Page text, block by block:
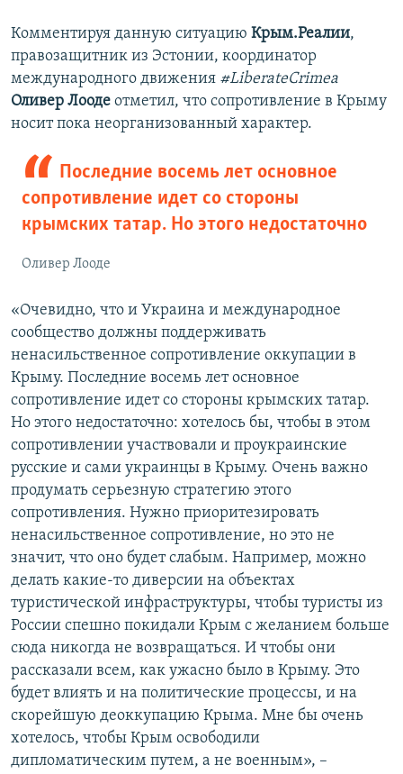
Комментируя данную ситуацию Крым.Реалии,
правозащитник из Эстонии, координатор
международного движения #LiberateCrimea
Оливер Лооде отметил, что сопротивление в Крыму
носит пока неорганизованный характер.
Последние восемь лет основное
сопротивление идет со стороны
крымских татар. Но этого недостаточно
Оливер Лооде
«Очевидно, что и Украина и международное
сообщество должны поддерживать
ненасильственное сопротивление оккупации в
Крыму. Последние восемь лет основное
сопротивление идет со стороны крымских татар.
Но этого недостаточно: хотелось бы, чтобы в этом
сопротивлении участвовали и проукраинские
русские и сами украинцы в Крыму. Очень важно
продумать серьезную стратегию этого
сопротивления. Нужно приоритезировать
ненасильственное сопротивление, но это не
значит, что оно будет слабым. Например, можно
делать какие-то диверсии на объектах
туристической инфраструктуры, чтобы туристы из
России спешно покидали Крым с желанием больше
сюда никогда не возвращаться. И чтобы они
рассказали всем, как ужасно было в Крыму. Это
будет влиять и на политические процессы, и на
скорейшую деоккупацию Крыма. Мне бы очень
хотелось, чтобы Крым освободили
дипломатическим путем, а не военным», –